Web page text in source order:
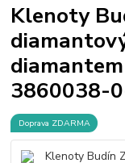
Klenoty
3860038-
Doprava ZDARMA